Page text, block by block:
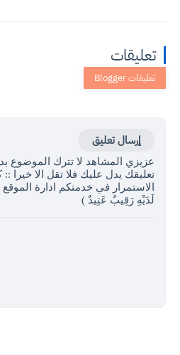
تعليقات
إرسال تعليق
عزيزي المشاهد لا تترك الموضوع
تعليقك يدل عليك فلا تقل الا خيرا
الاستمرار في خدمتكم ادارة
لَدَيْهِ رَقِيبٌ عَتِيدٌ )